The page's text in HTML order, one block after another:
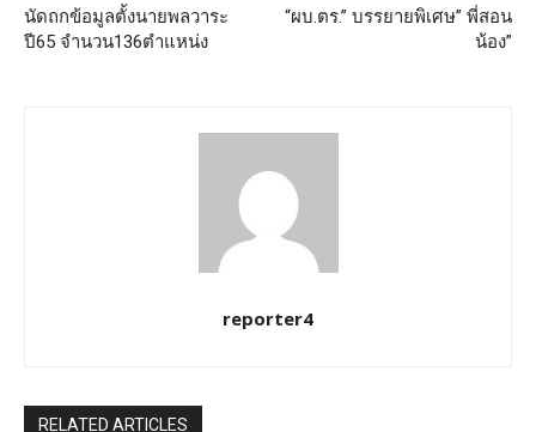
นัดถกข้อมูลตั้งนายพลวาระ
ปี65 จำนวน136ตำแหน่ง
“ผบ.ตร.” บรรยายพิเศษ” พี่สอน
น้อง”
reporter4
RELATED ARTICLES